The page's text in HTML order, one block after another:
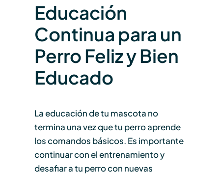
Educación
Continua para un
Perro Feliz y Bien
Educado
La educación de tu mascota no
termina una vez que tu perro aprende
los comandos básicos. Es importante
continuar con el entrenamiento y
desafiar a tu perro con nuevas